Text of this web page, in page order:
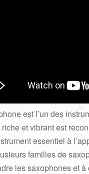
est l’un des
et vibrant est
essentiel à
familles de
les saxophones et